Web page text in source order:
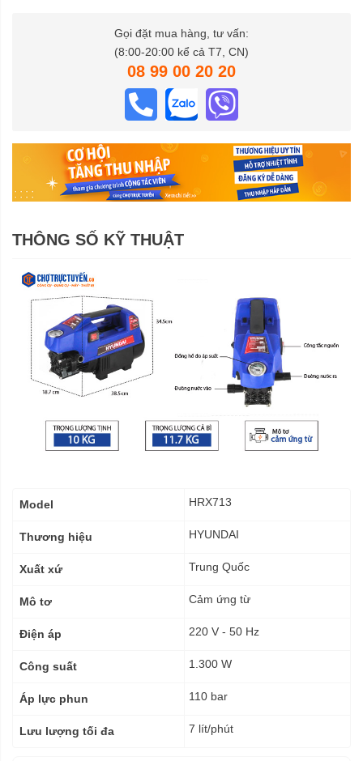
Gọi đặt mua hàng, tư vấn:
(8:00-20:00 kể cả T7, CN)
08 99 00 20 20
THÔNG SỐ KỸ THUẬT
kỹ
Model HRX713
Thương hiệu HYUNDAI
Xuất xứ Trung Quốc
Mô tơ Cảm ứng từ
Điện áp 220 V - 50 Hz
Công suất 1.300 W
Áp lực phun 110 bar
Lưu lượng tối đa 7 lít/phút